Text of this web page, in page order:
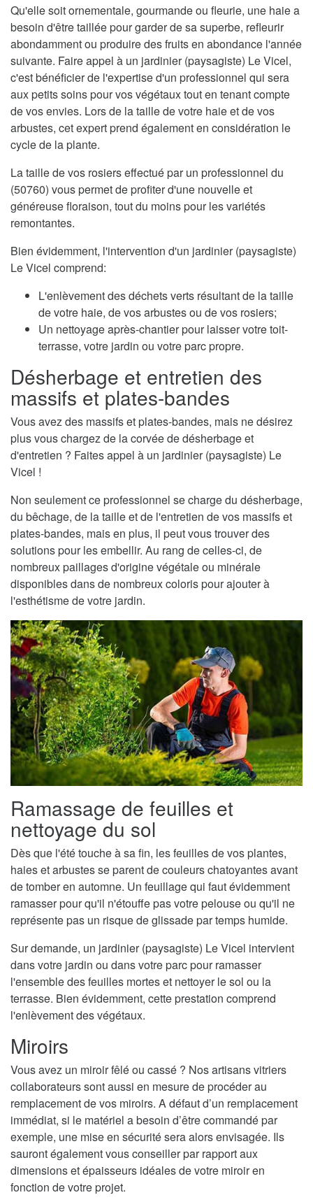
Qu'elle soit ornementale, gourmande ou fleurie, une haie a
besoin d'être taillée pour garder de sa superbe, refleurir
abondamment ou produire des fruits en abondance l'année
suivante. Faire appel à un jardinier (paysagiste) Le Vicel,
c'est bénéficier de l'expertise d'un professionnel qui sera
aux petits soins pour vos végétaux tout en tenant compte
de vos envies. Lors de la taille de votre haie et de vos
arbustes, cet expert prend également en considération le
cycle de la plante.
La taille de vos rosiers effectué par un professionnel du
(50760) vous permet de profiter d'une nouvelle et
généreuse floraison, tout du moins pour les variétés
remontantes.
Bien évidemment, l'intervention d'un jardinier (paysagiste)
Le Vicel comprend:
L'enlèvement des déchets verts résultant de la taille
de votre haie, de vos arbustes ou de vos rosiers;
Un nettoyage après-chantier pour laisser votre toit-
terrasse, votre jardin ou votre parc propre.
Désherbage et entretien des
massifs et plates-bandes
Vous avez des massifs et plates-bandes, mais ne désirez
plus vous chargez de la corvée de désherbage et
d'entretien ? Faites appel à un jardinier (paysagiste) Le
Vicel !
Non seulement ce professionnel se charge du désherbage,
du bêchage, de la taille et de l'entretien de vos massifs et
plates-bandes, mais en plus, il peut vous trouver des
solutions pour les embellir. Au rang de celles-ci, de
nombreux paillages d'origine végétale ou minérale
disponibles dans de nombreux coloris pour ajouter à
l'esthétisme de votre jardin.
Ramassage de feuilles et
nettoyage du sol
Dès que l'été touche à sa fin, les feuilles de vos plantes,
haies et arbustes se parent de couleurs chatoyantes avant
de tomber en automne. Un feuillage qui faut évidemment
ramasser pour qu'il n'étouffe pas votre pelouse ou qu'il ne
représente pas un risque de glissade par temps humide.
Sur demande, un jardinier (paysagiste) Le Vicel intervient
dans votre jardin ou dans votre parc pour ramasser
l'ensemble des feuilles mortes et nettoyer le sol ou la
terrasse. Bien évidemment, cette prestation comprend
l'enlèvement des végétaux.
Miroirs
Vous avez un miroir fêlé ou cassé ? Nos artisans vitriers
collaborateurs sont aussi en mesure de procéder au
remplacement de vos miroirs. A défaut d’un remplacement
immédiat, si le matériel a besoin d’être commandé par
exemple, une mise en sécurité sera alors envisagée. Ils
sauront également vous conseiller par rapport aux
dimensions et épaisseurs idéales de votre miroir en
fonction de votre projet.